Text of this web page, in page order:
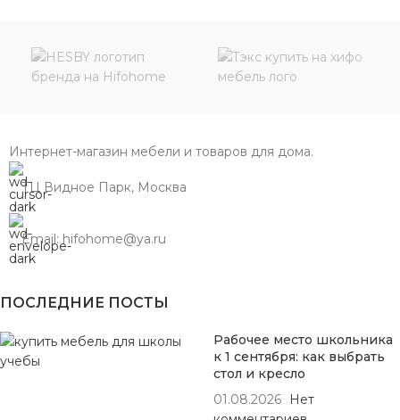
Интернет-магазин мебели и товаров для дома.
ТЦ Видное Парк, Москва
Email: hifohome@ya.ru
ПОСЛЕДНИЕ ПОСТЫ
Рабочее место школьника
к 1 сентября: как выбрать
стол и кресло
01.08.2026
Нет